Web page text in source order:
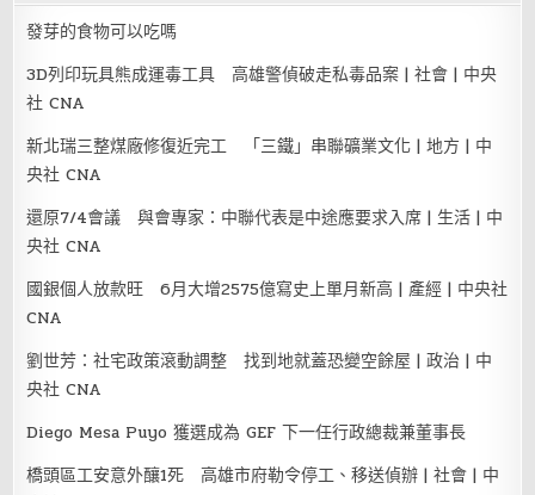
發芽的食物可以吃嗎
3D列印玩具熊成運毒工具 高雄警偵破走私毒品案 | 社會 | 中央
社 CNA
新北瑞三整煤廠修復近完工 「三鐵」串聯礦業文化 | 地方 | 中
央社 CNA
還原7/4會議 與會專家：中聯代表是中途應要求入席 | 生活 | 中
央社 CNA
國銀個人放款旺 6月大增2575億寫史上單月新高 | 產經 | 中央社
CNA
劉世芳：社宅政策滾動調整 找到地就蓋恐變空餘屋 | 政治 | 中
央社 CNA
Diego Mesa Puyo 獲選成為 GEF 下一任行政總裁兼董事長
橋頭區工安意外釀1死 高雄市府勒令停工、移送偵辦 | 社會 | 中